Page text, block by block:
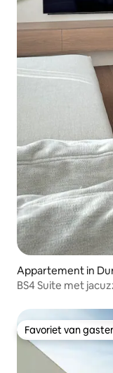
Appartement in
BS4 Suite met
Favoriet van
Favoriet van